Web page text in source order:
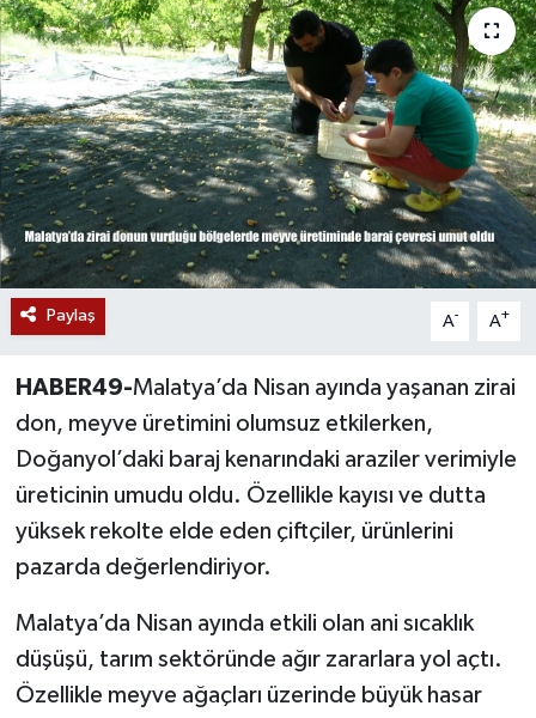
Paylaş A- A+
HABER49-Malatya’da Nisan ayında yaşanan zirai
don, meyve üretimini olumsuz etkilerken,
Doğanyol’daki baraj kenarındaki araziler verimiyle
üreticinin umudu oldu. Özellikle kayısı ve dutta
yüksek rekolte elde eden çiftçiler, ürünlerini
pazarda değerlendiriyor.
Malatya’da Nisan ayında etkili olan ani sıcaklık
düşüşü, tarım sektöründe ağır zararlara yol açtı.
Özellikle meyve ağaçları üzerinde büyük hasar
Teknoloji
Kültür Sanat
Muş
Hasköy
Korkut
Bulanık
Malazgirt
Varto